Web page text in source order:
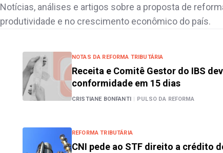
Notícias, análises e artigos sobre a proposta de
produtividade e no crescimento econômico do país.
NOTAS DA REFORMA TRIBUTÁRIA
Receita e Comitê Gestor do IBS
conformidade em 15 dias
CRISTIANE BONFANTI | PULSO DA REFORMA
REFORMA TRIBUTÁRIA
CNI pede ao STF direito a crédito